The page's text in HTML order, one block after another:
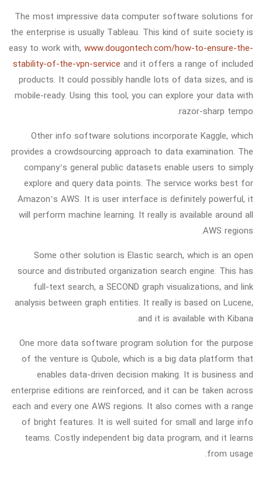
The most impressive data computer software solutions for
the enterprise is usually Tableau. This kind of suite society is
easy to work with, www.dougontech.com/how-to-ensure-the-
stability-of-the-vpn-service and it offers a range of included
products. It could possibly handle lots of data sizes, and is
mobile-ready. Using this tool, you can explore your data with
razor-sharp tempo.
Other info software solutions incorporate Kaggle, which
provides a crowdsourcing approach to data examination. The
company’s general public datasets enable users to simply
explore and query data points. The service works best for
Amazon’s AWS. It is user interface is definitely powerful, it
will perform machine learning. It really is available around all
AWS regions.
Some other solution is Elastic search, which is an open
source and distributed organization search engine. This has
full-text search, a SECOND graph visualizations, and link
analysis between graph entities. It really is based on Lucene,
and it is available with Kibana.
One more data software program solution for the purpose
of the venture is Qubole, which is a big data platform that
enables data-driven decision making. It is business and
enterprise editions are reinforced, and it can be taken across
each and every one AWS regions. It also comes with a range
of bright features. It is well suited for small and large info
teams. Costly independent big data program, and it learns
from usage.